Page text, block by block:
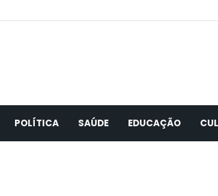
POLÍTICA SAÚDE EDUCAÇÃO